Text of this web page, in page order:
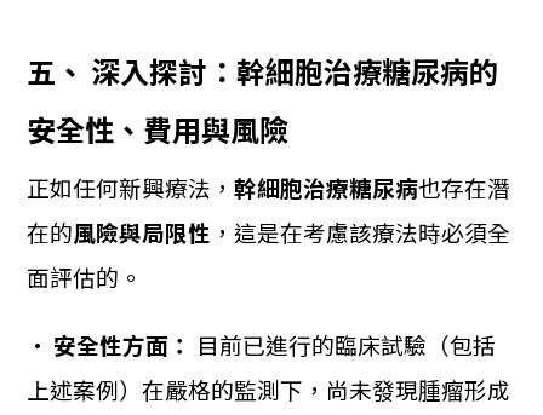
五、 深入探討：幹細胞治療糖尿病的
安全性、費用與風險
正如任何新興療法，幹細胞治療糖尿病也存在潛
在的風險與局限性 ，這是在考慮該療法時必須全
面評估的。
• 安全性方面： 目前已進行的臨床試驗（包括
上述案例）在嚴格的監測下，尚未發現腫瘤形成